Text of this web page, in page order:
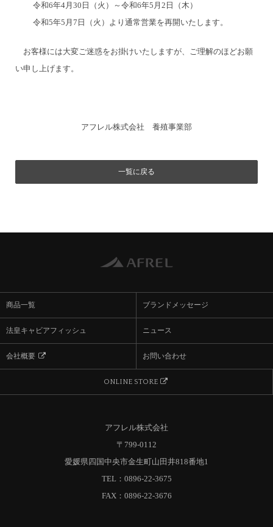
令和6年4月30日（火）～令和6年5月2日（木）
令和5年5月7日（火）より通常営業を再開いたします。
お客様には大変ご迷惑をお掛けいたしますが、ご理解のほどお願
い申し上げます。
アフレル株式会社 養殖事業部
一覧に戻る
商品一覧 ブランドメッセージ
法皇キャビアフィッシュ ニュース
会社概要  お問い合わせ
ONLINE STORE 
アフレル株式会社
〒799-0112
愛媛県四国中央市金生町山田井818番地1
TEL：0896-22-3675
FAX：0896-22-3676